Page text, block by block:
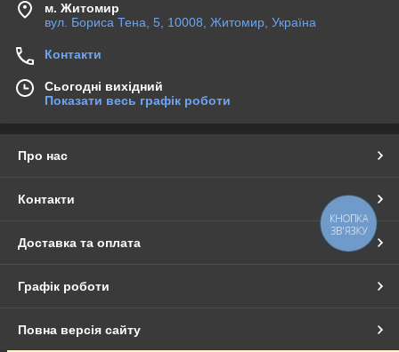
м. Житомир
вул. Бориса Тена, 5, 10008, Житомир, Україна
Контакти
Сьогодні вихідний
Показати весь графік роботи
Про нас
Контакти
Доставка та оплата
Графік роботи
Повна версія сайту
КНОПКА
ЗВ'ЯЗКУ